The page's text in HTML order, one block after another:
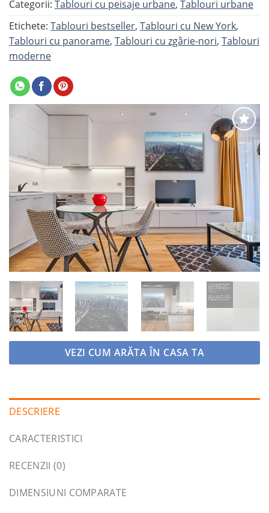
Adaugă
la
favorite
VEZI CUM ARĂTA ÎN CASA TA
Categorii: Tablouri cu peisaje urbane, Tablouri urbane
Etichete: Tablouri bestseller, Tablouri cu New York,
Tablouri cu panorame, Tablouri cu zgârie-nori, Tablouri
moderne
DESCRIERE
CARACTERISTICI
RECENZII (0)
DIMENSIUNI COMPARATE